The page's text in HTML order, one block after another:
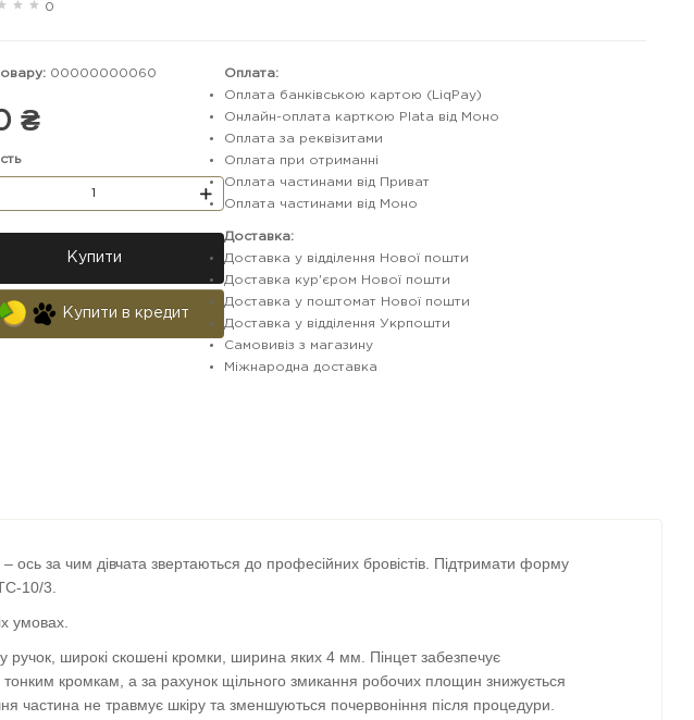
0
00000000060
₴
Купити
Купити в кредит
Оплата:
Оплата банківською картою (LiqPay)
Онлайн-оплата карткою Plata від Моно
Оплата за реквізитами
Оплата при отриманні
Оплата частинами від Приват
Оплата частинами від Моно
Доставка:
Доставка у відділення Нової пошти
Доставка кур'єром Нової пошти
Доставка у поштомат Нової пошти
Доставка у відділення Укрпошти
Самовивіз з магазину
Міжнародна доставка
ось за чим дівчата звертаються до професійних бровістів. Підтримати форму
10/3.
умовах.
широкі скошені кромки, ширина яких 4 мм. Пінцет забезпечує
кромкам, а за рахунок щільного змикання робочих площин знижується
частина не травмує шкіру та зменшуються почервоніння після процедури.